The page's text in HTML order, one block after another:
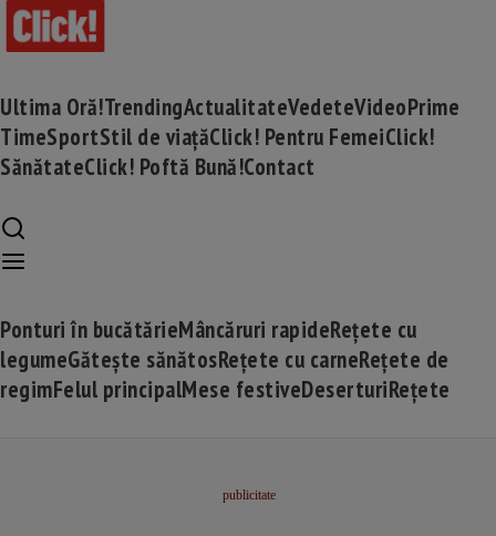
Ultima Oră!TrendingActualitateVedeteVideoPrime
TimeSportStil de viațăClick! Pentru FemeiClick!
SănătateClick! Poftă Bună!Contact
Ponturi în bucătărieMâncăruri rapideRețete cu
legumeGătește sănătosRețete cu carneRețete de
regimFelul principalMese festiveDeserturiRețete